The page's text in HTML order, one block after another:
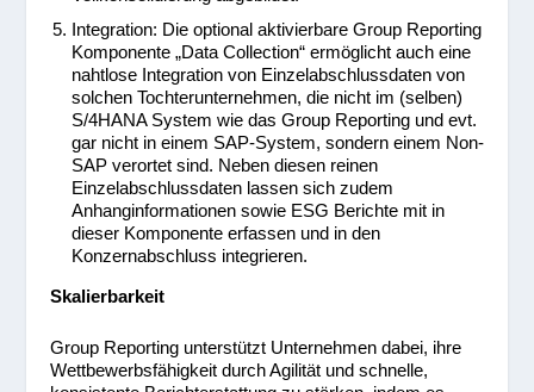
Integration: Die optional aktivierbare Group Reporting
Komponente „Data Collection“ ermöglicht auch eine
nahtlose Integration von Einzelabschlussdaten von
solchen Tochterunternehmen, die nicht im (selben)
S/4HANA System wie das Group Reporting und evt.
gar nicht in einem SAP-System, sondern einem Non-
SAP verortet sind. Neben diesen reinen
Einzelabschlussdaten lassen sich zudem
Anhanginformationen sowie ESG Berichte mit in
dieser Komponente erfassen und in den
Konzernabschluss integrieren.
Skalierbarkeit
Group Reporting unterstützt Unternehmen dabei, ihre
Wettbewerbsfähigkeit durch Agilität und schnelle,